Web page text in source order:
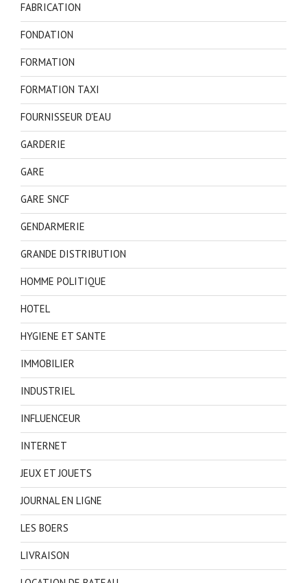
FABRICATION
FONDATION
FORMATION
FORMATION TAXI
FOURNISSEUR D'EAU
GARDERIE
GARE
GARE SNCF
GENDARMERIE
GRANDE DISTRIBUTION
HOMME POLITIQUE
HOTEL
HYGIENE ET SANTE
IMMOBILIER
INDUSTRIEL
INFLUENCEUR
INTERNET
JEUX ET JOUETS
JOURNAL EN LIGNE
LES BOERS
LIVRAISON